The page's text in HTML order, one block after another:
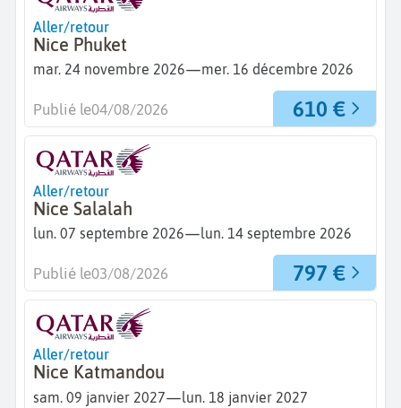
Aller/retour
Nice Phuket
mar. 24 novembre 2026—mer. 16 décembre 2026
610 €
Publié le04/08/2026
Aller/retour
Nice Salalah
lun. 07 septembre 2026—lun. 14 septembre 2026
797 €
Publié le03/08/2026
Aller/retour
Nice Katmandou
sam. 09 janvier 2027—lun. 18 janvier 2027